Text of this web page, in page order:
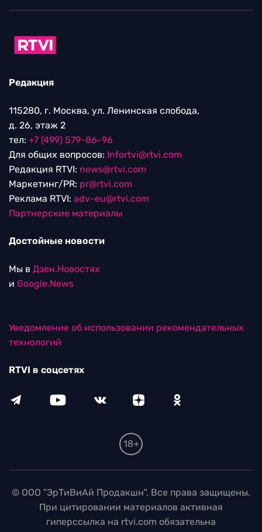
Редакция
115280, г. Москва, ул. Ленинская слобода,
д. 26, этаж 2
тел: +7 (499) 579-86-96
Для общих вопросов: Infortvi@rtvi.com
Редакция RTVI: news@rtvi.com
Маркетинг/PR: pr@rtvi.com
Реклама RTVI: adv-eu@rtvi.com
Партнерские материалы
Достойные новости
Мы в Дзен.Новостях
и Google.News
Уведомление об использовании рекомендательных
технологий
RTVI в соцсетях
18+
© ООО "ЭрТиВиАй Продакшн". Все права защищены.
При цитировании материалов активная
гиперссылка на rtvi.com обязательна